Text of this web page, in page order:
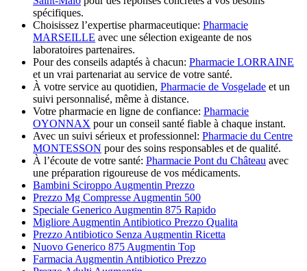
spécifiques.
Choisissez l’expertise pharmaceutique: Pharmacie
MARSEILLE avec une sélection exigeante de nos
laboratoires partenaires.
Pour des conseils adaptés à chacun: Pharmacie LORRAINE
et un vrai partenariat au service de votre santé.
À votre service au quotidien, Pharmacie de Vosgelade et un
suivi personnalisé, même à distance.
Votre pharmacie en ligne de confiance: Pharmacie
OYONNAX pour un conseil santé fiable à chaque instant.
Avec un suivi sérieux et professionnel: Pharmacie du Centre
MONTESSON pour des soins responsables et de qualité.
À l’écoute de votre santé: Pharmacie Pont du Château avec
une préparation rigoureuse de vos médicaments.
Bambini Sciroppo Augmentin Prezzo
Prezzo Mg Compresse Augmentin 500
Speciale Generico Augmentin 875 Rapido
Migliore Augmentin Antibiotico Prezzo Qualita
Prezzo Antibiotico Senza Augmentin Ricetta
Nuovo Generico 875 Augmentin Top
Farmacia Augmentin Antibiotico Prezzo